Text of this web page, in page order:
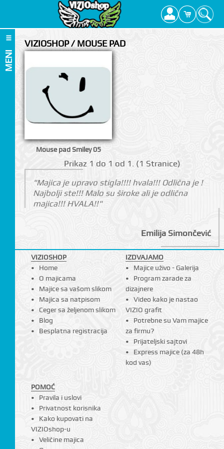
MENI
VIZIOSHOP / MOUSE PAD
Mouse pad Smiley 05
Prikаz 1 do 1 оd 1. (1 Strаnicе)
"Majica je upravo stigla!!!! hvala!!! Odlična je !
Najbolji ste!!! Malo su široke ali je odlična
majica!!! HVALA!!"
Emilija Simončević
VIZIOSHOP
Home
O majicama
Majice sa vašom slikom
Majica sa natpisom
Ceger sa željenom slikom
Blog
Besplatna registracija
IZDVAJAMO
Majice uživo - Galerija
Program zarade za
dizajnere
Video kako je nastao
VIZIO grafit
Potrebne su Vam majice
za firmu?
Prijateljski sajtovi
Express majice (za 48h
kod vas)
POMOĆ
Pravila i uslovi
Privatnost korisnika
Kako kupovati na
VIZIOshop-u
Veličine majica